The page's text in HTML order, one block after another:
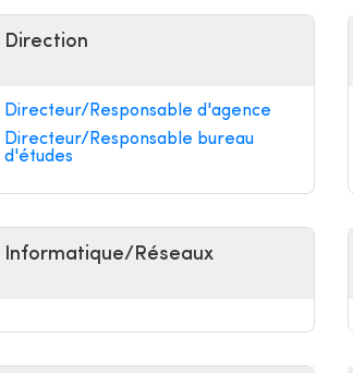
Direction
Directeur/Responsable d'agence
Directeur/Responsable bureau
d'études
Informatique/Réseaux